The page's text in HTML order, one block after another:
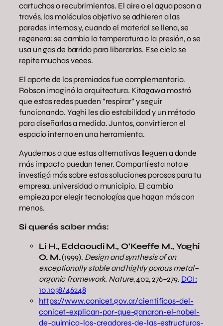
cartuchos o recubrimientos. El aire o el agua pasan a
través, las moléculas objetivo se adhieren a las
paredes internas y, cuando el material se llena, se
regenera: se cambia la temperatura o la presión, o se
usa un gas de barrido para liberarlas. Ese ciclo se
repite muchas veces.
El aporte de los premiados fue complementario.
Robson imaginó la arquitectura. Kitagawa mostró
que estas redes pueden “respirar” y seguir
funcionando. Yaghi les dio estabilidad y un método
para diseñarlas a medida. Juntos, convirtieron el
espacio interno en una herramienta.
Ayudemos a que estas alternativas lleguen a donde
más impacto puedan tener. Compartí esta nota e
investigá más sobre estas soluciones porosas para tu
empresa, universidad o municipio. El cambio
empieza por elegir tecnologías que hagan más con
menos.
Si querés saber más:
Li H., Eddaoudi M., O’Keeffe M., Yaghi
O. M.(1999). Design and synthesis of an
exceptionally stable and highly porous metal–
organic framework. Nature, 402, 276–279. DOI:
10.1038/46248
https://www.conicet.gov.ar/cientificos-del-
conicet-explican-por-que-ganaron-el-nobel-
de-quimica-los-creadores-de-las-estructuras-